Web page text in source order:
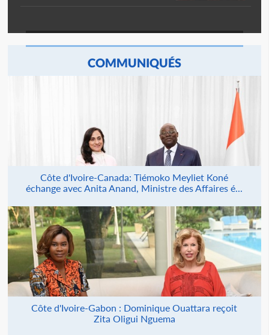
COMMUNIQUÉS
Côte d'Ivoire-Canada: Tiémoko Meyliet Koné
échange avec Anita Anand, Ministre des Affaires é...
Côte d'Ivoire-Gabon : Dominique Ouattara reçoit
Zita Oligui Nguema